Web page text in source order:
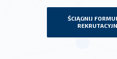
ŚCIĄGNIJ